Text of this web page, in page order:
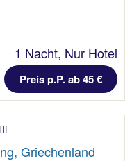
1 Nacht, Nur Hotel
Preis p.P. ab 45 €
Griechenland